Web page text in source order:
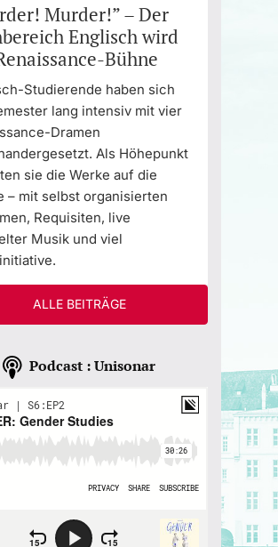
Murder!” – Der
Englisch wird
Bühne
Studierende haben sich
lang intensiv mit vier
Dramen
Als Höhepunkt
sie die Werke auf die
– mit selbst organisierten
Requisiten, live
Musik und viel
ALLE BEITRÄGE
Podcast : Unisonar